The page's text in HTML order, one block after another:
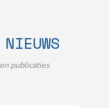
publicaties